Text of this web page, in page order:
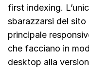
first indexing.
sbarazzarsi del
principale
che facciano in
desktop alla